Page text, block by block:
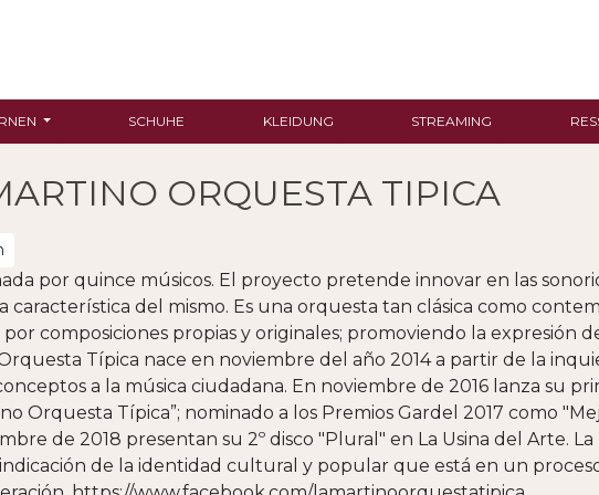
SCHUHE KLEIDUNG STREAMING
ORQUESTA TIPICA
por quince músicos. El proyecto pretende innovar en las
característica del mismo. Es una orquesta tan clásica como
composiciones propias y originales; promoviendo la expresión
Típica nace en noviembre del año 2014 a partir de la
a la música ciudadana. En noviembre de 2016 lanza su
Orquesta Típica”; nominado a los Premios Gardel 2017 como
de 2018 presentan su 2º disco "Plural" en La Usina del Arte.
de la identidad cultural y popular que está en un